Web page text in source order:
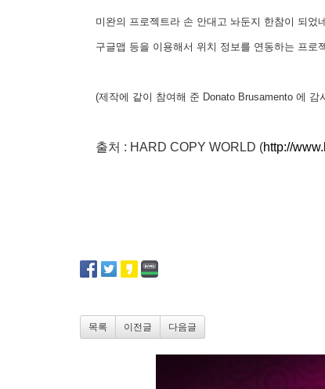
미완의 프로젝트라 손 안대고 놔둔지 한참이 되
구글맵 등을 이용해서 위치 정보를 연동하는 프
(제작에 같이 참여해 준 Donato Brusamento 에 감
출처 : HARD COPY WORLD (http://
목록 이전글 다음글